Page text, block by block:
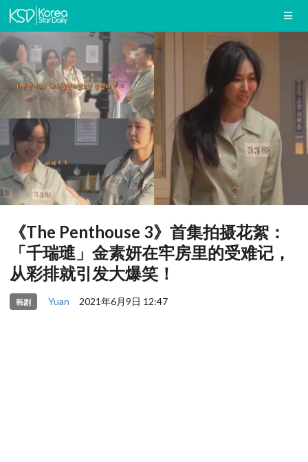
《The Penthouse 3》首集拍摄花絮：
「千瑞璡」金素妍在牢房里的受难记，
从彩排就引发大爆笑！
韩剧 Yuan 2021年6月9日 12:47